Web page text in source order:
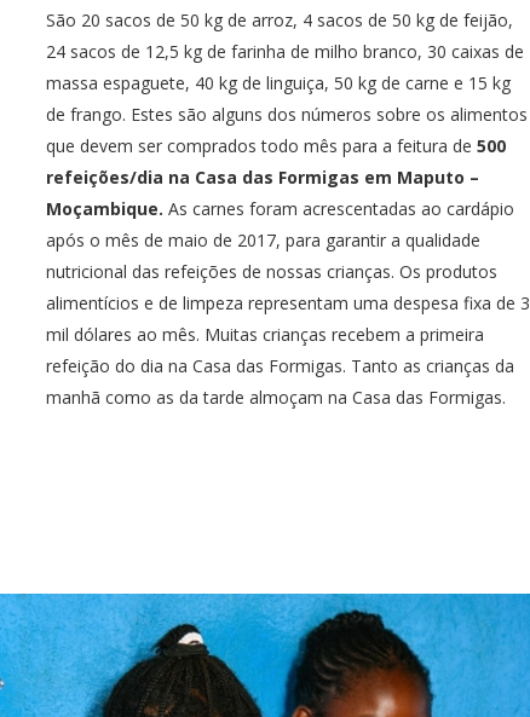
São 20 sacos de 50 kg de arroz, 4 sacos de 50 kg de feijão,
24 sacos de 12,5 kg de farinha de milho branco, 30 caixas de
massa espaguete, 40 kg de linguiça, 50 kg de carne e 15 kg
de frango. Estes são alguns dos números sobre os alimentos
que devem ser comprados todo mês para a feitura de 500
refeições/dia na Casa das Formigas em Maputo –
Moçambique. As carnes foram acrescentadas ao cardápio
após o mês de maio de 2017, para garantir a qualidade
nutricional das refeições de nossas crianças. Os produtos
alimentícios e de limpeza representam uma despesa fixa de 3
mil dólares ao mês. Muitas crianças recebem a primeira
refeição do dia na Casa das Formigas. Tanto as crianças da
manhã como as da tarde almoçam na Casa das Formigas.